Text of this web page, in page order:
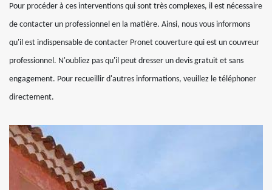
Pour procéder à ces interventions qui sont très complexes, il est nécessaire
de contacter un professionnel en la matière. Ainsi, nous vous informons
qu'il est indispensable de contacter Pronet couverture qui est un couvreur
professionnel. N'oubliez pas qu'il peut dresser un devis gratuit et sans
engagement. Pour recueillir d'autres informations, veuillez le téléphoner
directement.